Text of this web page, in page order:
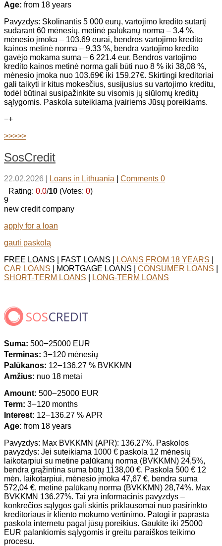
Age: from 18 years
Pavyzdys: Skolinantis 5 000 eurų, vartojimo kredito sutartį
sudarant 60 mėnesių, metinė palūkanų norma – 3.4 %,
mėnesio įmoka – 103.69 eurai, bendros vartojimo kredito
kainos metinė norma – 9.33 %, bendra vartojimo kredito
gavėjo mokama suma – 6 221.4 eur. Bendros vartojimo
kredito kainos metinė norma gali būti nuo 8 % iki 38,08 %,
mėnesio įmoka nuo 103.69€ iki 159.27€. Skirtingi kreditoriai
gali taikyti ir kitus mokesčius, susijusius su vartojimo kreditu,
todėl būtinai susipažinkite su visomis jų siūlomų kreditų
sąlygomis. Paskola suteikiama įvairiems Jūsų poreikiams.
−+
>>>>>
SosCredit
22.02.2026 Loans in Lithuania
Comments 0
_Rating: 0.0/10 (Votes: 0)
9
new credit company
apply for a loan
gauti paskolą
FREE LOANS | FAST LOANS |
LOANS FROM 18 YEARS
CAR LOANS | MORTGAGE LOANS | CONSUMER LOANS
SHORT-TERM LOANS
LONG-TERM LOANS
Suma: 500౼25000 EUR
Terminas: 3౼120 mėnesių
Palūkanos: 12౼136.27 % BVKKMN
Amžius: nuo 18 metai
Amount: 500౼25000 EUR
Term: 3౼120 months
Interest: 12౼136.27 % APR
Age: from 18 years
Pavyzdys: Max BVKKMN (APR): 136.27%. Paskolos
pavyzdys: Jei suteikiama 1000 € paskola 12 mėnesių
laikotarpiui su metine palūkanų norma (BVKKMN) 24,5%,
bendra grąžintina suma būtų 1138,00 €. Paskola 500 € 12
mėn. laikotarpiui, mėnesio įmoka 47,67 €, bendra suma
572,04 €, metinė palūkanų norma (BVKKMN) 28,74%. Max
BVKKMN 136.27%. Tai yra informacinis pavyzdys –
konkrečios sąlygos gali skirtis priklausomai nuo pasirinkto
kreditoriaus ir kliento mokumo vertinimo. Patogi ir paprasta
paskola internetu pagal jūsų poreikius. Gaukite iki 25000
EUR palankiomis sąlygomis ir greitu paraiškos teikimo
procesu.